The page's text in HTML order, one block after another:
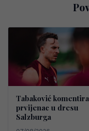
Tabaković
prvijenac u dresu
Salzburga